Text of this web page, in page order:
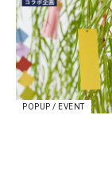
POPUP / EVENT